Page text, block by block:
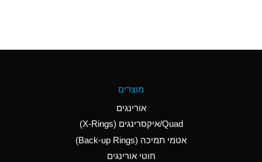
Aluminum Nitrate
(Aqueous)
Aluminum Phosphate
מוצרים
אורינגים
Quad/איקסרינגים (X-Rings)
אטמי תמיכה (Back-up Rings)
חוטי אורינגים